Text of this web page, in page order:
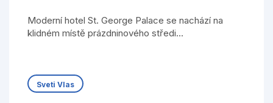
Moderní hotel St. George Palace se nachází na
klidném místě prázdninového středi...
Sveti Vlas